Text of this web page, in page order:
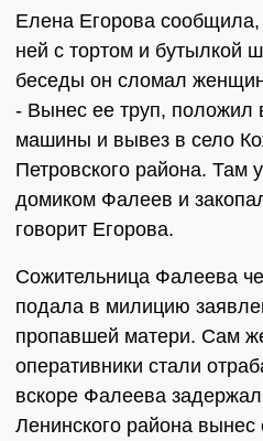
Елена Егорова
ней с тортом и бутылкой
беседы он сломал
- Вынес ее труп, положил
машины и вывез в село
Петровского района. Там
домиком Фалеев и
говорит Егорова.
Сожительница Фалеева
подала в милицию
пропавшей матери. Сам
оперативники стали
вскоре Фалеева
Ленинского района вынес